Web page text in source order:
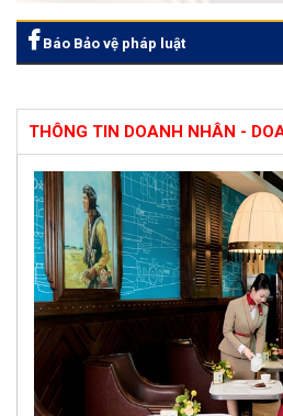
Báo Bảo vệ pháp luật
THÔNG TIN DOANH NHÂN -